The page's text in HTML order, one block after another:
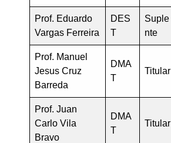
Prof. Eduardo
Vargas Ferreira
DES
T
Suple
nte
Prof. Manuel
Jesus Cruz
Barreda
DMA
T
Titular
Prof. Juan
Carlo Vila
Bravo
DMA
T
Titular